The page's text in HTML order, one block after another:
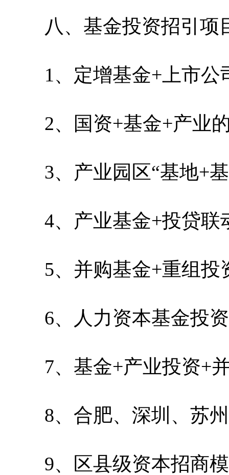
八、基金投资招引项
1、定增基金+上市公
2、国资+基金+产业的
3、产业园区“基地+基
4、产业基金+投贷联
5、并购基金+重组投
6、人力资本基金投资
7、基金+产业投资+并
8、合肥、深圳、苏州
9、区县级资本招商模